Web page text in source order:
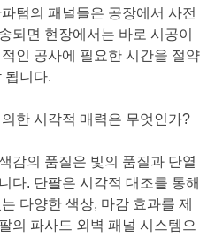
텀의 패널들은 공장에서 사전
되면 현장에서는 바로 시공이
인 공사에 필요한 시간을 절약
됩니다.
한 시각적 매력은 무엇인가?
감의 품질은 빛의 품질과 단열
다. 단팔은 시각적 대조를 통해
다양한 색상, 마감 효과를 제
의 파사드 외벽 패널 시스템으